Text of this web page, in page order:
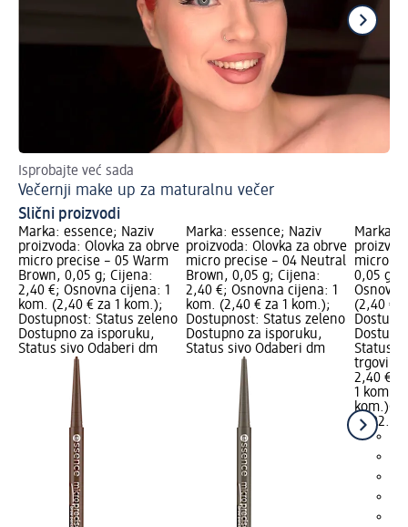
Isprobajte već sada
Večernji make up za maturalnu večer
Slični proizvodi
Marka: essence; Naziv
proizvoda: Olovka za obrve
micro precise – 05 Warm
Brown, 0,05 g; Cijena:
2,40 €; Osnovna cijena: 1
kom. (2,40 € za 1 kom.);
Dostupnost: Status zeleno
Dostupno za isporuku,
Status sivo Odaberi dm
Marka: essence; Naziv
proizvoda: Olovka za obrve
micro precise – 04 Neutral
Brown, 0,05 g; Cijena:
2,40 €; Osnovna cijena: 1
kom. (2,40 € za 1 kom.);
Dostupnost: Status zeleno
Dostupno za isporuku,
Status sivo Odaberi dm
Marka:
micro
0,05 g;
(2,40 €
Status
trgovinu
2,40 €
1 kom.
kom.)